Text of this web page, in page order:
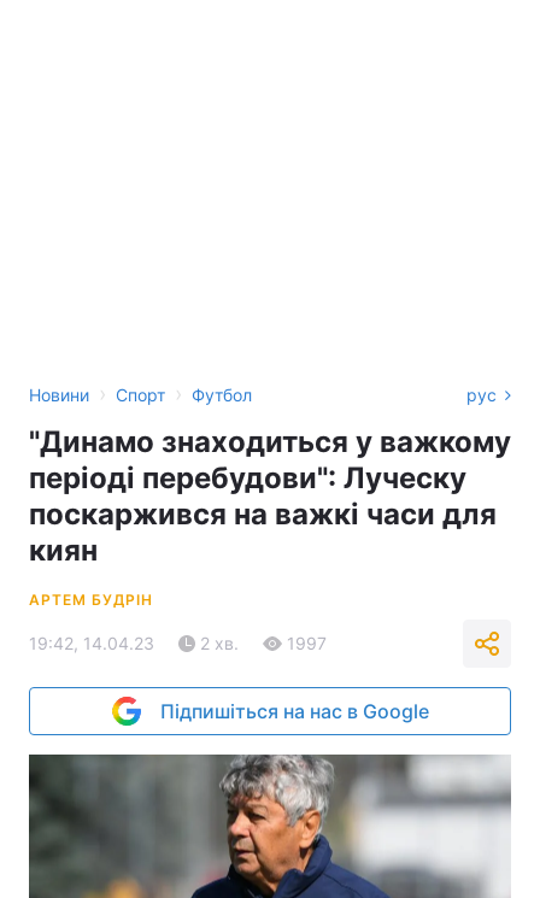
Новини › Спорт › Футбол рус
"Динамо знаходиться у важкому
періоді перебудови": Луческу
поскаржився на важкі часи для
киян
АРТЕМ БУДРІН
19:42, 14.04.23 2 хв. 1997
Підпишіться на нас в Google